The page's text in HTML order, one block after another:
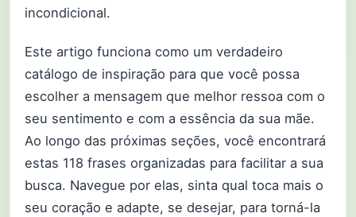
incondicional.
Este artigo funciona como um verdadeiro
catálogo de inspiração para que você possa
escolher a mensagem que melhor ressoa com o
seu sentimento e com a essência da sua mãe.
Ao longo das próximas seções, você encontrará
estas 118 frases organizadas para facilitar a sua
busca. Navegue por elas, sinta qual toca mais o
seu coração e adapte, se desejar, para torná-la